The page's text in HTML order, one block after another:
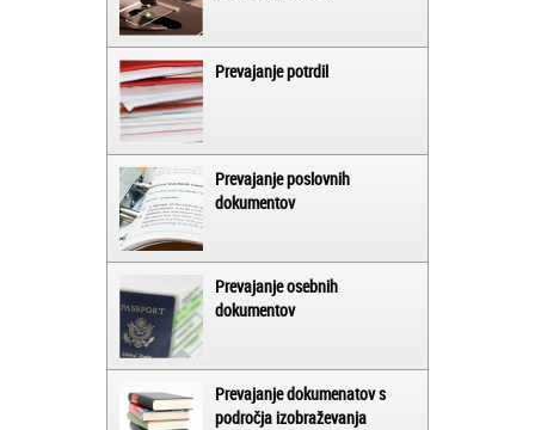
Prevajanje potrdil
Prevajanje poslovnih
dokumentov
Prevajanje osebnih
dokumentov
Prevajanje dokumenatov s
področja izobraževanja